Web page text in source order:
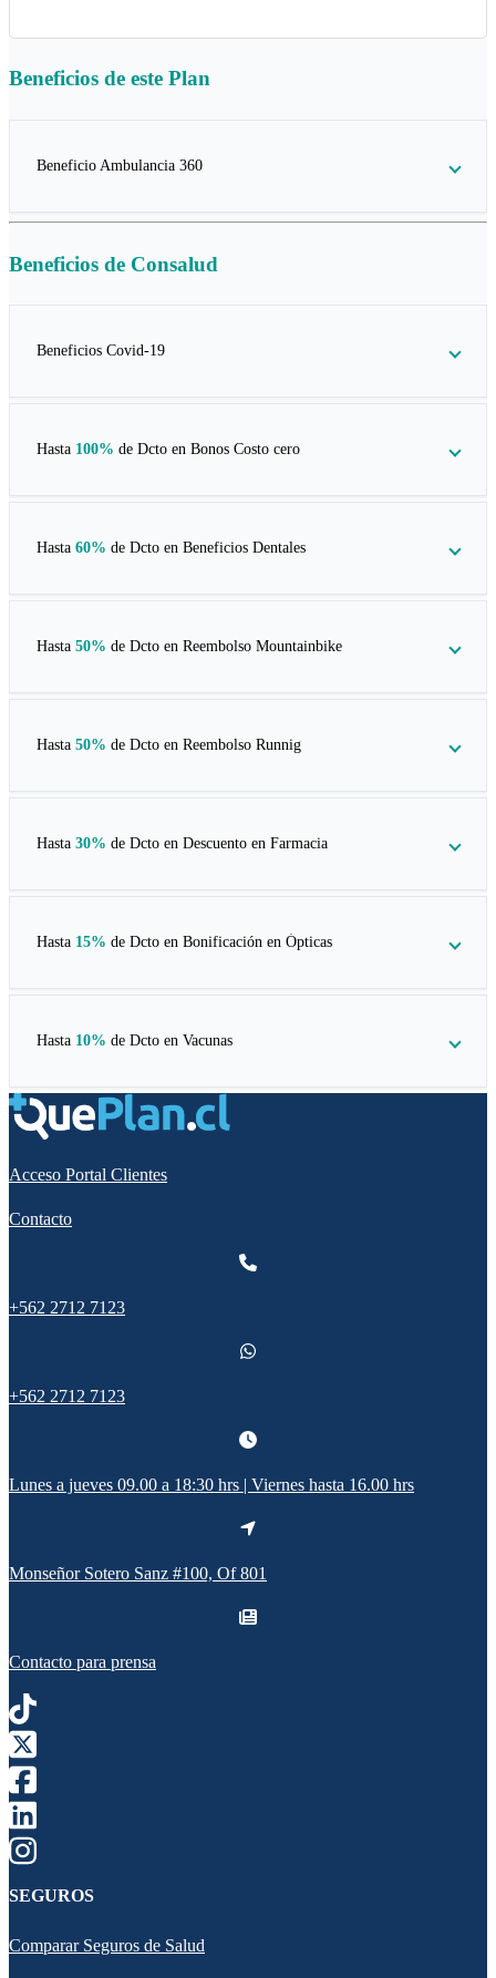
Beneficios de este Plan
Beneficio Ambulancia 360
Beneficios de Consalud
Beneficios Covid-19
Hasta 100% de Dcto en Bonos Costo cero
Hasta 60% de Dcto en Beneficios Dentales
Hasta 50% de Dcto en Reembolso Mountainbike
Hasta 50% de Dcto en Reembolso Runnig
Hasta 30% de Dcto en Descuento en Farmacia
Hasta 15% de Dcto en Bonificación en Ópticas
Hasta 10% de Dcto en Vacunas
Acceso Portal Clientes
Contacto
+562 2712 7123
+562 2712 7123
Lunes a jueves 09.00 a 18:30 hrs | Viernes hasta 16.00 hrs
Monseñor Sotero Sanz #100, Of 801
Contacto para prensa
SEGUROS
Comparar Seguros de Salud